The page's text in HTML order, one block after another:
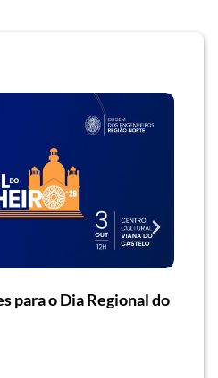
para o Dia Regional do